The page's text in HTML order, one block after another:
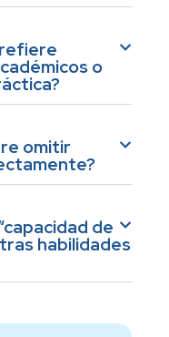
refiere
o
omitir
de
habilidades